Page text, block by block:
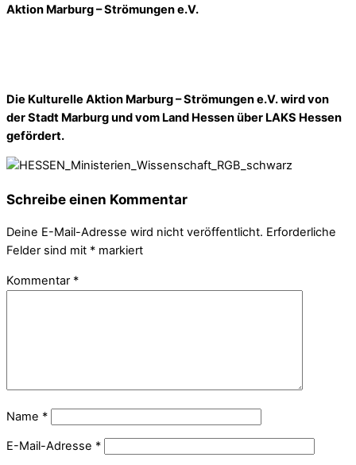
Aktion Marburg – Strömungen e.V.
Die Kulturelle Aktion Marburg – Strömungen e.V. wird von
der Stadt Marburg und vom Land Hessen über LAKS Hessen
gefördert.
Schreibe einen Kommentar
Deine E-Mail-Adresse wird nicht veröffentlicht. Erforderliche
Felder sind mit * markiert
Kommentar *
Name *
E-Mail-Adresse *